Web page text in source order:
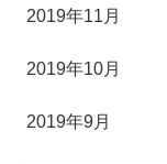
2019年11月
2019年10月
2019年9月